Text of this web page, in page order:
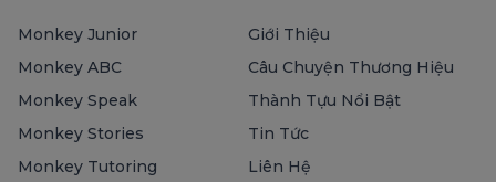
Monkey Junior
Monkey ABC
Monkey Speak
Monkey Stories
Monkey Tutoring
Giới Thiệu
Câu Chuyện Thương Hiệu
Thành Tựu Nổi Bật
Tin Tức
Liên Hệ